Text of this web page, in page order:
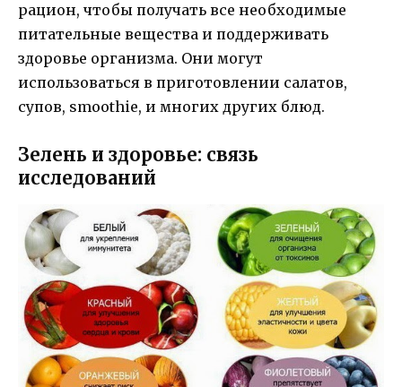
рацион, чтобы получать все необходимые
питательные вещества и поддерживать
здоровье организма. Они могут
использоваться в приготовлении салатов,
супов, smoothie, и многих других блюд.
Зелень и здоровье: связь
исследований